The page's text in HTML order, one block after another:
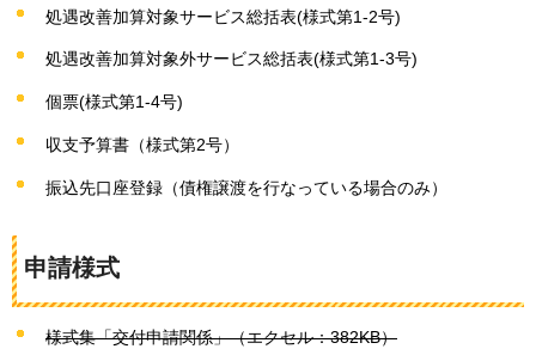
処遇改善加算対象サービス総括表(様式第1-2号)
処遇改善加算対象外サービス総括表(様式第1-3号)
個票(様式第1-4号)
収支予算書（様式第2号）
振込先口座登録（債権譲渡を行なっている場合のみ）
申請様式
様式集「交付申請関係」（エクセル：382KB）